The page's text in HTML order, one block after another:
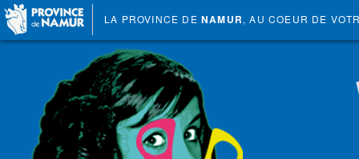
LA PROVINCE DE NAMUR, AU COEUR DE